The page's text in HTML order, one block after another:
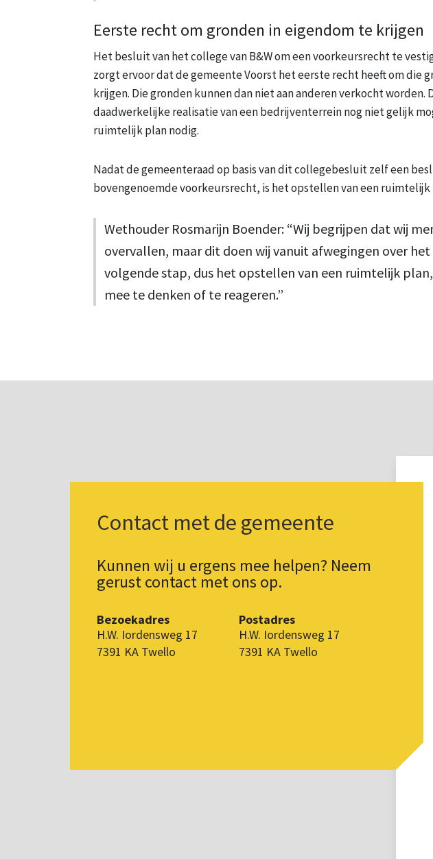
Eerste recht om gronden in eigendom te krijgen
Het besluit van het college van B&W om een voorkeursrecht te
zorgt ervoor dat de gemeente Voorst het eerste recht heeft om die
krijgen. Die gronden kunnen dan niet aan anderen verkocht
daadwerkelijke realisatie van een bedrijventerrein nog niet gelijk
ruimtelijk plan nodig.
Nadat de gemeenteraad op basis van dit collegebesluit zelf een
bovengenoemde voorkeursrecht, is het opstellen van een ruimtelijk
Wethouder Rosmarijn Boender: “Wij begrijpen dat wij
overvallen, maar dit doen wij vanuit afwegingen over
volgende stap, dus het opstellen van een ruimtelijk
mee te denken of te reageren.”
Contact met de gemeente
Kunnen wij u ergens mee helpen? Neem
gerust contact met ons op.
Bezoekadres
H.W. Iordensweg 17
7391 KA Twello
Postadres
H.W. Iordensweg 17
7391 KA Twello